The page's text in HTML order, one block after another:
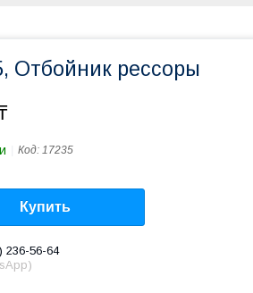
Отбойник рессоры
Код: 17235
Купить
236-56-64